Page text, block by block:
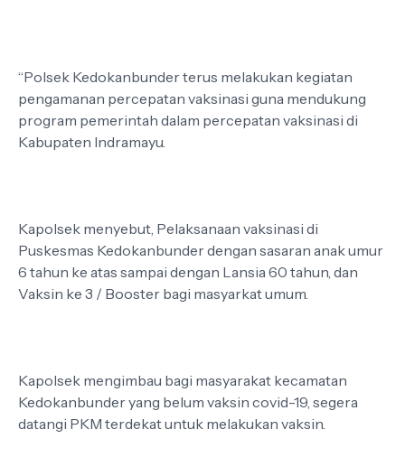
“Polsek Kedokanbunder terus melakukan kegiatan
pengamanan percepatan vaksinasi guna mendukung
program pemerintah dalam percepatan vaksinasi di
Kabupaten Indramayu.
Kapolsek menyebut, Pelaksanaan vaksinasi di
Puskesmas Kedokanbunder dengan sasaran anak umur
6 tahun ke atas sampai dengan Lansia 60 tahun, dan
Vaksin ke 3 / Booster bagi masyarkat umum.
Kapolsek mengimbau bagi masyarakat kecamatan
Kedokanbunder yang belum vaksin covid-19, segera
datangi PKM terdekat untuk melakukan vaksin.